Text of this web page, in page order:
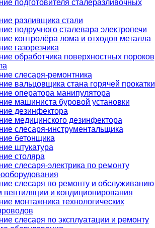
подготовителя сталеразливочных
разливщика стали
подручного сталевара электропечи
контролёра лома и отходов металла
газорезчика
обработчика поверхностных пороков
слесаря-ремонтника
вальцовщика стана горячей прокатки
оператора манипулятора
машиниста буровой установки
дезинфектора
медицинского дезинфектора
слесаря-инструментальщика
бетонщика
штукатура
столяра
слесаря-электрика по ремонту
слесаря по ремонту и обслуживанию
вентиляции и кондиционирования
монтажника технологических
слесаря по эксплуатации и ремонту